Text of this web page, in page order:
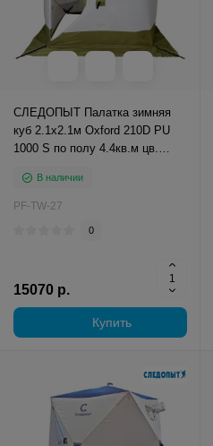
СЛЕДОПЫТ Палатка зимняя
куб 2.1х2.1м Oxford 210D PU
1000 S по полу 4.4кв.м цв.
В наличии
PF-TW-27
0
15070 р.
Купить